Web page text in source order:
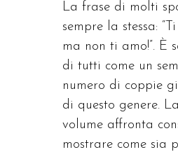
La frase di molti
sempre la stessa:
ma non ti amo!”. È
di tutti come un
numero di coppie
di questo genere.
volume affronta
mostrare come sia